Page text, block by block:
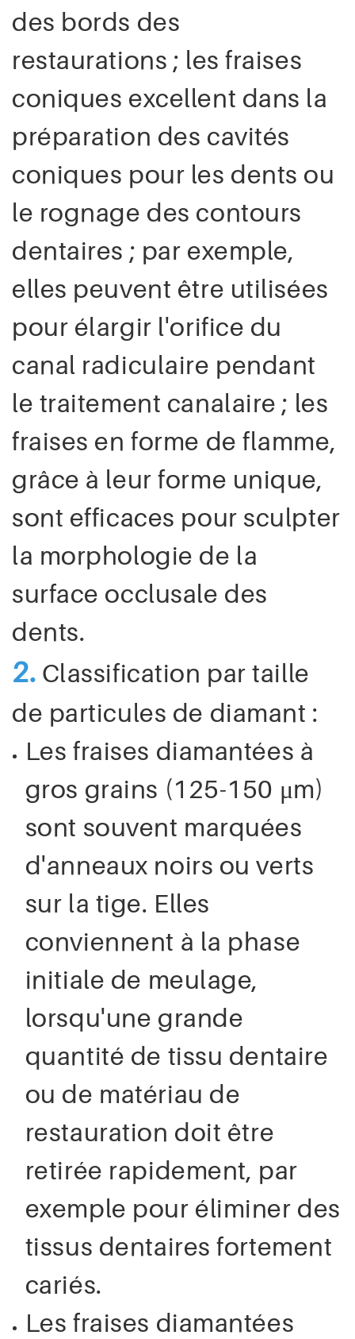
des bords des
restaurations ; les fraises
coniques excellent dans la
préparation des cavités
coniques pour les dents ou
le rognage des contours
dentaires ; par exemple,
elles peuvent être utilisées
pour élargir l'orifice du
canal radiculaire pendant
le traitement canalaire ; les
fraises en forme de flamme,
grâce à leur forme unique,
sont efficaces pour sculpter
la morphologie de la
surface occlusale des
dents.
2. Classification par taille
de particules de diamant :
Les fraises diamantées à
gros grains (125-150 μm)
sont souvent marquées
d'anneaux noirs ou verts
sur la tige. Elles
conviennent à la phase
initiale de meulage,
lorsqu'une grande
quantité de tissu dentaire
ou de matériau de
restauration doit être
retirée rapidement, par
exemple pour éliminer des
tissus dentaires fortement
cariés.
Les fraises diamantées